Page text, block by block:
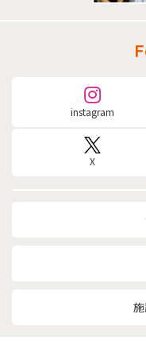
instagram
X